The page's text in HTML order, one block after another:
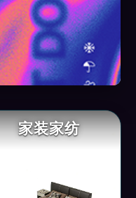
家装家纺